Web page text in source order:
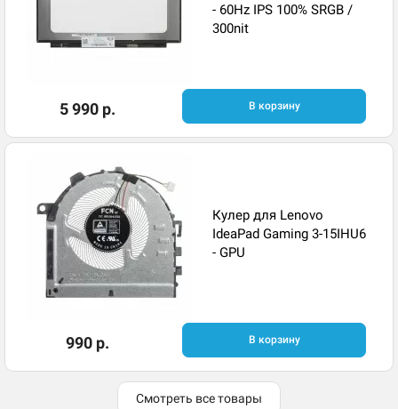
- 60Hz IPS 100% SRGB /
300nit
5 990 р. В корзину
Кулер для Lenovo
IdeaPad Gaming 3-15IHU6
- GPU
990 р. В корзину
Смотреть все товары